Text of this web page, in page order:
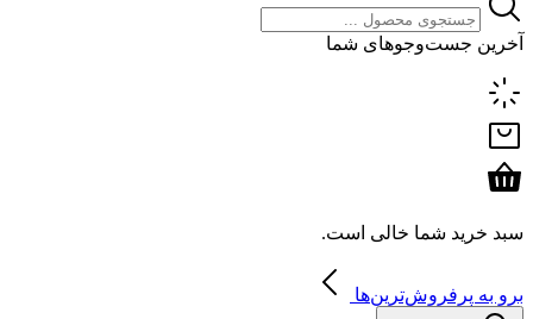
آخرین جست‌وجوهای شما
سبد خرید شما خالی است.
برو به پرفروش‌ترین‌ها